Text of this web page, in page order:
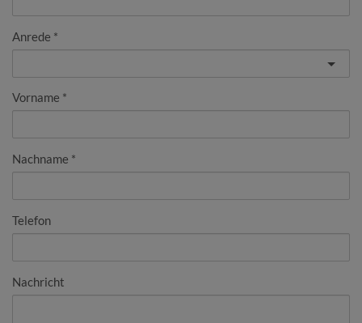
Anrede
Vorname
Nachname
Telefon
Nachricht